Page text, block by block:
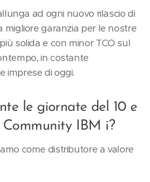
ad ogni nuovo rilascio di
migliore garanzia per le nostre
solida e con minor TCO sul
in costante
imprese di oggi.
le giornate del 10 e
Community IBM i?
come distributore a valore